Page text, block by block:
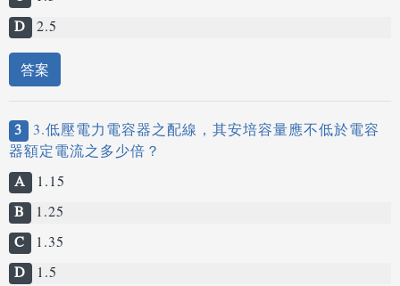
D 2.5
答案
3 3.低壓電力電容器之配線，其安培容量應不低於電容
器額定電流之多少倍？
A
1.15
B
1.25
C
1.35
D
1.5